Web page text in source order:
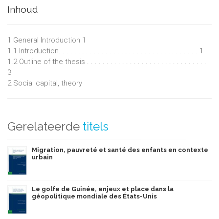
outcomes of children in developing countries. Fixed effects
and instrumental variable models have been used to address
suggest that social capital in the family contributes
significantly to improve children educational attainment.
Furthermore, the positive effects of social capital on
education are not short lived, they last for the long term.
The main contribution of this research is to provide a formal
social capital effects on education in developing countries.
Inhoud
1 General Introduction 1
1.1 Introduction. . . . . . . . . . . . . . . . . . . . . . . . . . . . . . . . . . . . 1
1.2 Outline of the thesis . . . . . . . . . . . . . . . . . . . . . . . . . . . . . . .
3
2 Social capital, theory
Gerelateerde titels
Migration, pauvreté et santé des enfants en contexte
urbain
Le golfe de Guinée, enjeux et place dans la
géopolitique mondiale des États-Unis